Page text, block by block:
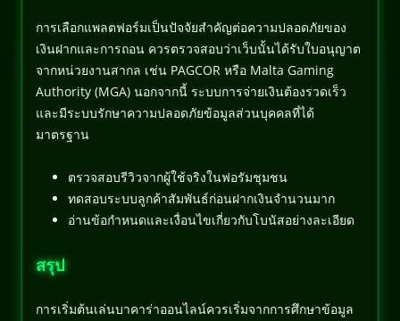
การเลือกแพลตฟอร์มเป็นปัจจัยสำคัญต่อความปลอดภัยของ
เงินฝากและการถอน ควรตรวจสอบว่าเว็บนั้นได้รับใบอนุญาต
จากหน่วยงานสากล เช่น PAGCOR หรือ Malta Gaming
Authority (MGA) นอกจากนี้ ระบบการจ่ายเงินต้องรวดเร็ว
และมีระบบรักษาความปลอดภัยข้อมูลส่วนบุคคลที่ได้
มาตรฐาน
ตรวจสอบรีวิวจากผู้ใช้จริงในฟอรัมชุมชน
ทดสอบระบบลูกค้าสัมพันธ์ก่อนฝากเงินจำนวนมาก
อ่านข้อกำหนดและเงื่อนไขเกี่ยวกับโบนัสอย่างละเอียด
สรุป
การเริ่มต้นเล่นบาคาร่าออนไลน์ควรเริ่มจากการศึกษาข้อมูล